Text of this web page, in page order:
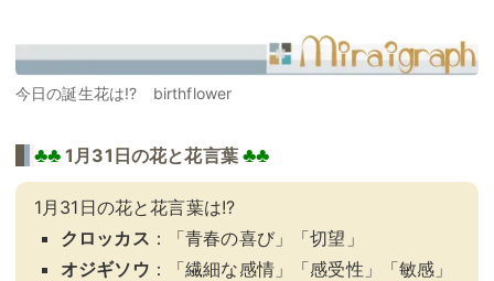
今日の誕生花は!? birthflower
♣♣1月31日の花と花言葉♣♣
1月31日の花と花言葉は!?
クロッカス ：「青春の喜び」「切望」
オジギソウ ：「繊細な感情」「感受性」「敏感」